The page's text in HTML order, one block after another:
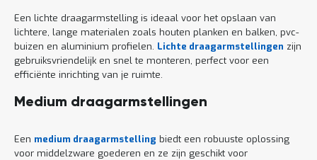
Een lichte draagarmstelling is ideaal voor het opslaan van
lichtere, lange materialen zoals houten planken en balken, pvc-
buizen en aluminium profielen. Lichte draagarmstellingen zijn
gebruiksvriendelijk en snel te monteren, perfect voor een
efficiënte inrichting van je ruimte.
Medium draagarmstellingen
Een medium draagarmstelling biedt een robuuste oplossing
voor middelzware goederen en ze zijn geschikt voor